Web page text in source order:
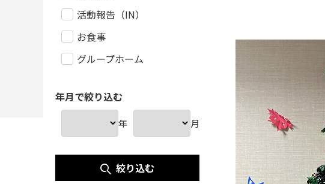
活動報告（IN）
お食事
グループホーム
年月で絞り込む
年 月
絞り込む